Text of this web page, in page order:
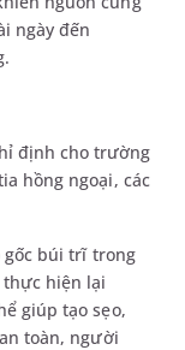
ngày đến
định cho trường
hồng ngoại, các
gốc búi trĩ trong
hiện lại
giúp tạo sẹo,
toàn, người